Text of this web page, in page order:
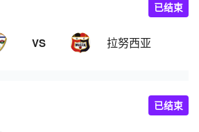
VS 拉努西亚
已结束
已结束